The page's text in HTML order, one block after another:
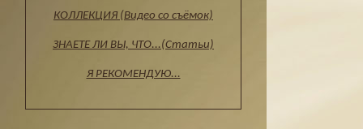
КОЛЛЕКЦИЯ (Видео со съёмок)
ЗНАЕТЕ ЛИ ВЫ, ЧТО...(Статьи)
Я РЕКОМЕНДУЮ...